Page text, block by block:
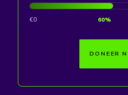
€0 60%
DONEER